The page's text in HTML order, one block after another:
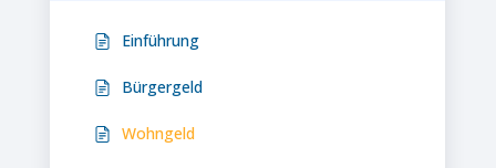
Einführung
Bürgergeld
Wohngeld